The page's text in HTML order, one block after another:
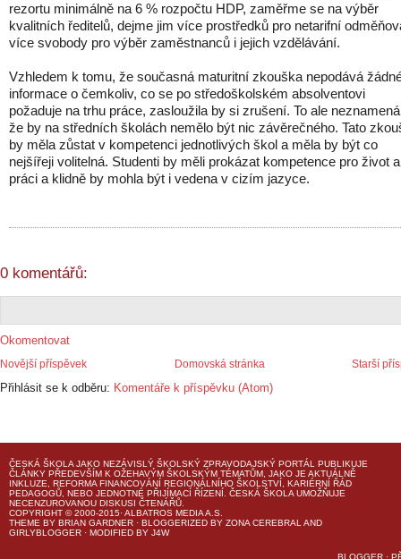
rezortu minimálně na 6 % rozpočtu HDP, zaměřme se na výběr
kvalitních ředitelů, dejme jim více prostředků pro netarifní
více svobody pro výběr zaměstnanců i jejich vzdělávání.
Vzhledem k tomu, že současná maturitní zkouška nepodává
informace o čemkoliv, co se po středoškolském absolventovi
požaduje na trhu práce, zasloužila by si zrušení. To ale
že by na středních školách nemělo být nic závěrečného. Tato
by měla zůstat v kompetenci jednotlivých škol a měla by být co
nejšířeji volitelná. Studenti by měli prokázat kompetence pro život a
práci a klidně by mohla být i vedena v cizím jazyce.
0 komentářů:
Okomentovat
Novější příspěvek Starší
Domovská stránka
Přihlásit se k odběru: Komentáře k příspěvku (Atom)
ČESKÁ ŠKOLA JAKO NEZÁVISLÝ ŠKOLSKÝ ZPRAVODAJSKÝ PORTÁL PUBLIKUJE
ČLÁNKY PŘEDEVŠÍM K OŽEHAVÝM ŠKOLSKÝM TÉMATŮM, JAKO JE AKTUÁLNĚ
INKLUZE, REFORMA FINANCOVÁNÍ REGIONÁLNÍHO ŠKOLSTVÍ, KARIÉRNÍ ŘÁD
PEDAGOGŮ, NEBO JEDNOTNÉ PŘIJÍMACÍ ŘÍZENÍ. ČESKÁ ŠKOLA UMOŽŇUJE
NECENZUROVANOU DISKUSI ČTENÁŘŮ.
COPYRIGHT © 2000-2015· ALBATROS MEDIA A.S.
THEME BY BRIAN GARDNER · BLOGGERIZED BY ZONA CEREBRAL AND
GIRLYBLOGGER · MODIFIED BY J4W
BLOGGER ·